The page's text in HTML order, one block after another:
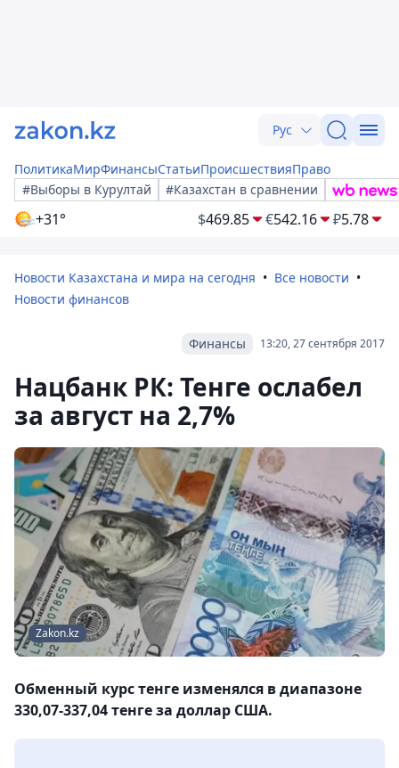
Рус
ПолитикаМирФинансыСтатьиПроисшествияПраво
#Выборы в Курултай
#Казахстан в сравнении
+31° $469.85 €542.16 ₽5.78
Новости Казахстана и мира на сегодня
Все новости
Новости финансов
13:20, 27 сентября 2017
Финансы
Нацбанк РК: Тенге ослабел
за август на 2,7%
Zakon.kz
Обменный курс тенге изменялся в диапазоне
330,07-337,04 тенге за доллар США.